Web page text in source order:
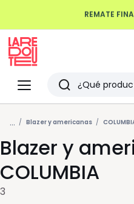
REMATE
Menu
Redoute
Buscar
Últimos
artículos
vistos
... Blazer y americanas
Blazer y
COLUMBIA
3